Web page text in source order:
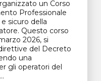
un Corso
Professionale
sicuro della
Questo corso
2026, si
del Decreto
una
gli operatori del